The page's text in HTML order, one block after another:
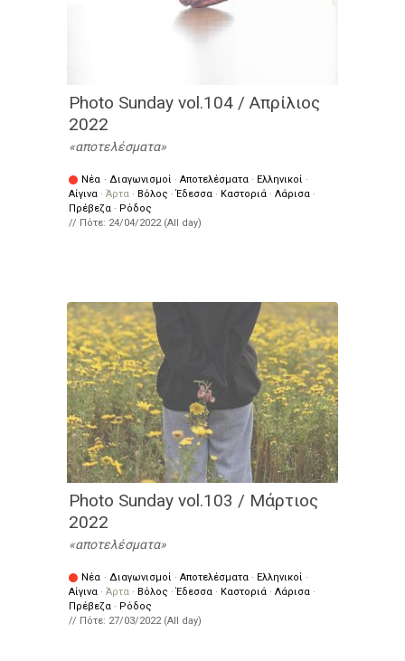
Photo Sunday vol.104 / Απρίλιος
2022
αποτελέσματα
Νέα · Διαγωνισμοί · Αποτελέσματα · Ελληνικοί ·
Αίγινα · Άρτα · Βόλος ·Έδεσσα · Καστοριά · Λάρισα ·
Πρέβεζα · Ρόδος
// Πότε: 24/04/2022 (All day)
Photo Sunday vol.103 / Μάρτιος
2022
αποτελέσματα
Νέα · Διαγωνισμοί · Αποτελέσματα · Ελληνικοί ·
Αίγινα · Άρτα · Βόλος ·Έδεσσα · Καστοριά · Λάρισα ·
Πρέβεζα · Ρόδος
// Πότε: 27/03/2022 (All day)